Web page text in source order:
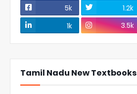
5k 1.2k
1k
3.5k
Tamil Nadu New Textbooks